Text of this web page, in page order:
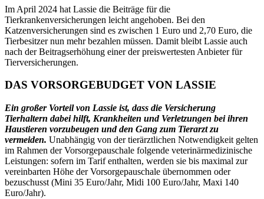
Im April 2024 hat Lassie die Beiträge für die
Tierkrankenversicherungen leicht angehoben. Bei den
Katzenversicherungen sind es zwischen 1 Euro und 2,70 Euro, die
Tierbesitzer nun mehr bezahlen müssen. Damit bleibt Lassie auch
nach der Beitragserhöhung einer der preiswertesten Anbieter für
Tierversicherungen.
DAS VORSORGEBUDGET VON LASSIE
Ein großer Vorteil von Lassie ist, dass die Versicherung
Tierhaltern dabei hilft, Krankheiten und Verletzungen bei ihren
Haustieren vorzubeugen und den Gang zum Tierarzt zu
vermeiden. Unabhängig von der tierärztlichen Notwendigkeit gelten
im Rahmen der Vorsorgepauschale folgende veterinärmedizinische
Leistungen: sofern im Tarif enthalten, werden sie bis maximal zur
vereinbarten Höhe der Vorsorgepauschale übernommen oder
bezuschusst (Mini 35 Euro/Jahr, Midi 100 Euro/Jahr, Maxi 140
Euro/Jahr).